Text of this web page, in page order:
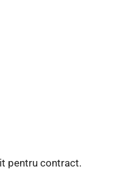
pentru contract.